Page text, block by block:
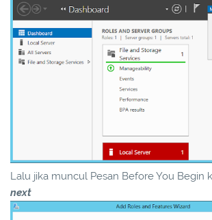
Lalu jika muncul Pesan Before You Begin
next